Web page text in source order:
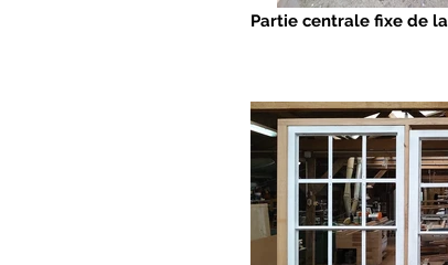
Partie centrale fixe de